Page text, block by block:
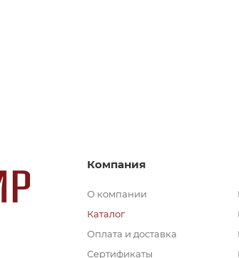
Компания
О компании
Каталог
Оплата и доставка
Сертификаты